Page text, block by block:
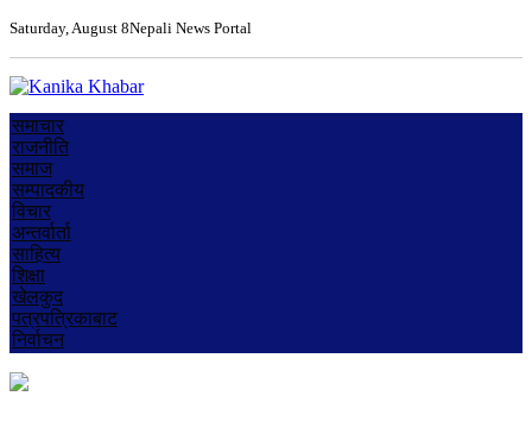
Saturday, August 8Nepali News Portal
समाचार
राजनीति
समाज
सम्पादकीय
विचार
अन्तर्वार्ता
साहित्य
शिक्षा
खेलकुद
पत्रपत्रिकाबाट
निर्वाचन